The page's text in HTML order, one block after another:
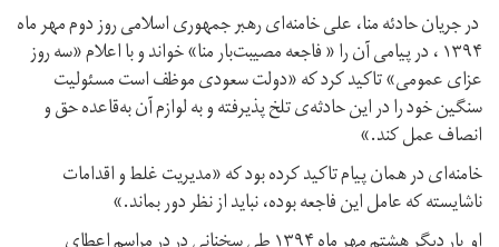
در جریان حادئه منا، علی خامنه‌ای رهبر جمهوری اسلامی روز دوم مهر ماه
۱۳۹۴ ، در پیامی آن را « فاجعه‌ مصیبت‌بار منا» خواند و با اعلام «سه روز
عزای عمومی» تاکید کرد که «دولت سعودی موظف است مسئولیت
سنگین خود را در این حادثه‌ی تلخ پذیرفته و به لوازم آن به‌قاعده‌ حق و
انصاف عمل کند.»
خامنه‌ای در همان پیام تاکید کرده بود که «مدیریت غلط و اقدامات
ناشایسته که عامل این فاجعه بوده، نباید از نظر دور بماند.»